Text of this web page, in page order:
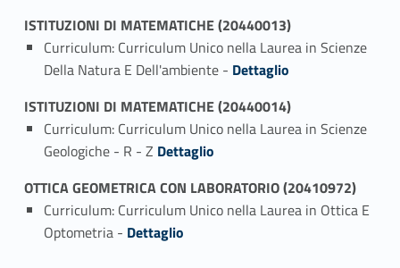
ISTITUZIONI DI MATEMATICHE (20440013)
Curriculum: Curriculum Unico nella Laurea in Scienze
Della Natura E Dell'ambiente - Link identifier #identifier_person_125742-1
Dettaglio
ISTITUZIONI DI MATEMATICHE (20440014)
Curriculum: Curriculum Unico nella Laurea in Scienze
Geologiche - R - Z Link identifier #identifier_person_132504-1
Dettaglio
OTTICA GEOMETRICA CON LABORATORIO (20410972)
Curriculum: Curriculum Unico nella Laurea in Ottica E
Optometria - Link identifier #identifier_person_117883-1
Dettaglio